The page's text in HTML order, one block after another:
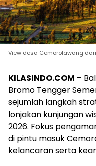
View desa Cemorolawang
KILASINDO.COM –
Bromo Tengger
sejumlah langkah
lonjakan kunjungan
2026. Fokus
di pintu masuk
kelancaran serta